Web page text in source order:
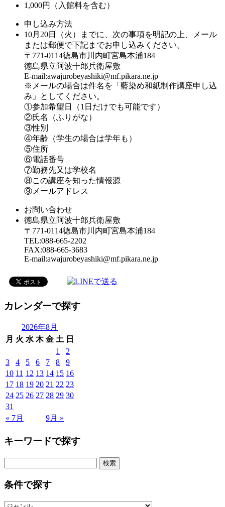
1,000円（入館料を含む）
申し込み方法
10月20日（火）までに、次の事項を明記の上、メール
または郵便で下記までお申し込みください。
〒771-0114徳島市川内町宮島本浦184
徳島県立阿波十郎兵衛屋敷
E-mail:awajurobeyashiki@mf.pikara.ne.jp
※メールの場合は件名を「藍染め和紙制作講座申し込
み」としてください。
①参加希望日（1日だけでも可能です）
②氏名（ふりがな）
③性別
④年齢（学生の場合は学年も）
⑤住所
⑥電話番号
⑦勤務先又は学校名
⑧この講座を知った情報源
⑨メールアドレス
お問い合わせ
徳島県立阿波十郎兵衛屋敷
〒771-0114徳島市川内町宮島本浦184
TEL:088-665-2202
FAX:088-665-3683
E-mail:awajurobeyashiki@mf.pikara.ne.jp
カレンダーで探す
2026年8月
月 火 水 木 金 土 日
« 7月 9月 »
1
2
3
4 5 6 7 8
9
10 11 12 13 14 15 16
17 18 19 20 21 22 23
24 25 26 27 28 29 30
31
キーワードで探す
条件で探す